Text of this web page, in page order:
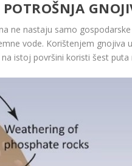
ne nastaju samo
vode. Korištenjem gnojiva
istoj površini koristi šest